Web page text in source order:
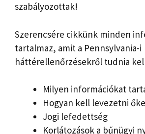
szabályozottak!
Szerencsére cikkünk minden
tartalmaz, amit a Pennsylvania-i
háttérellenőrzésekről tudnia
Milyen információkat
Hogyan kell levezetni
Jogi lefedettség
Korlátozások a bűnügyi